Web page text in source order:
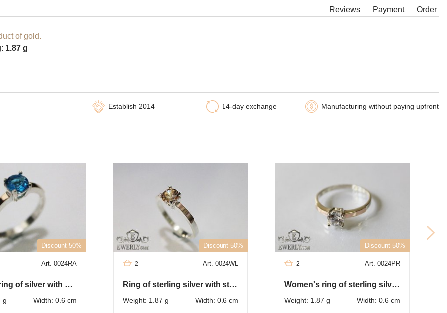
Reviews Order
Payment
of gold.
1.87 g
14-day exchange Manufacturing without paying upfront
Establish 2014
Discount 50%
Art. 0024RA
Women's ring of silver with stones
g Width: 0.6 cm
Discount 50%
Art. 0024WL
2
Ring of sterling silver with stones for women
Weight: 1.87 g Width: 0.6 cm
Discount 50%
Art. 0024PR
2
Women's ring of sterling silver with stones
Weight: 1.87 g Width: 0.6 cm